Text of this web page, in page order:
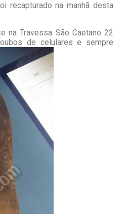
recapturado na manhã desta
na Travessa São Caetano 22
de celulares e sempre